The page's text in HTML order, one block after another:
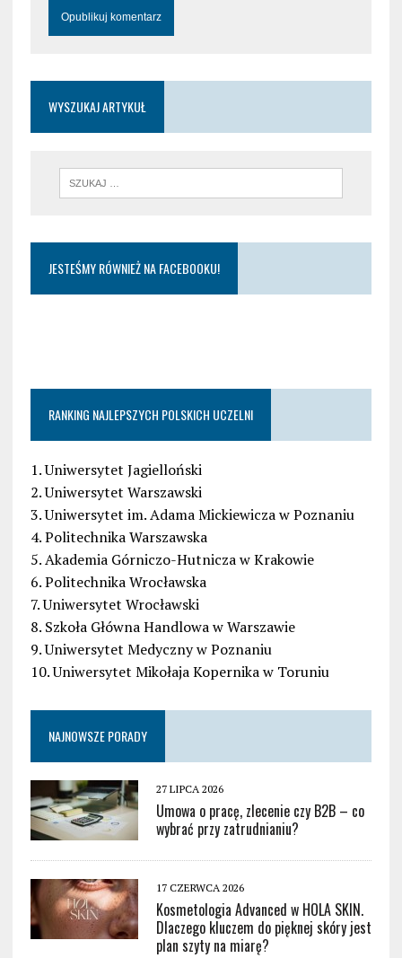
WYSZUKAJ ARTYKUŁ
JESTEŚMY RÓWNIEŻ NA FACEBOOKU!
RANKING NAJLEPSZYCH POLSKICH UCZELNI
1. Uniwersytet Jagielloński
2. Uniwersytet Warszawski
3. Uniwersytet im. Adama Mickiewicza w Poznaniu
4. Politechnika Warszawska
5. Akademia Górniczo-Hutnicza w Krakowie
6. Politechnika Wrocławska
7. Uniwersytet Wrocławski
8. Szkoła Główna Handlowa w Warszawie
9. Uniwersytet Medyczny w Poznaniu
10. Uniwersytet Mikołaja Kopernika w Toruniu
NAJNOWSZE PORADY
27 LIPCA 2026
Umowa o pracę, zlecenie czy B2B – co
wybrać przy zatrudnianiu?
17 CZERWCA 2026
Kosmetologia Advanced w HOLA SKIN.
Dlaczego kluczem do pięknej skóry jest
plan szyty na miarę?